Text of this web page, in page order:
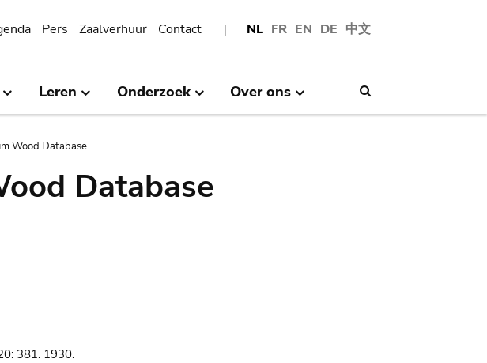
NL FR EN DE 中文
Pers Zaalverhuur Contact
Leren Onderzoek Over ons
Wood Database
Database
381. 1930.